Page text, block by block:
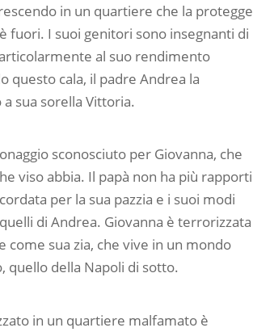
in un quartiere che la protegge
fuori. I suoi genitori sono insegnanti di
al suo rendimento
questo cala, il padre Andrea la
sua sorella Vittoria.
sconosciuto per Giovanna, che
viso abbia. Il papà non ha più rapporti
per la sua pazzia e i suoi modi
di Andrea. Giovanna è terrorizzata
come sua zia, che vive in un mondo
quello della Napoli di sotto.
in un quartiere malfamato è